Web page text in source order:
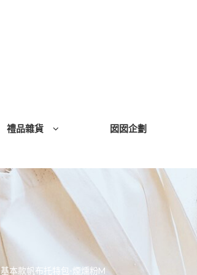
禮品雜貨 囡囡企劃
基本款帆布托特包-煙燻粉M